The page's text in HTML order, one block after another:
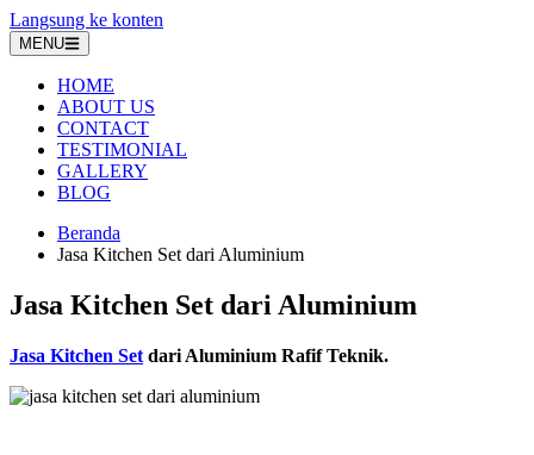
Langsung ke konten
MENU
HOME
ABOUT US
CONTACT
TESTIMONIAL
GALLERY
BLOG
Beranda
Jasa Kitchen Set dari Aluminium
Jasa Kitchen Set dari Aluminium
Jasa Kitchen Set dari Aluminium Rafif Teknik.